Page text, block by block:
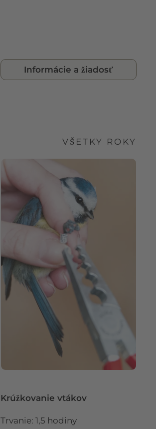
Informácie a žiadosť
VŠETKY ROKY
Krúžkovanie vtákov
Trvanie: 1,5 hodiny